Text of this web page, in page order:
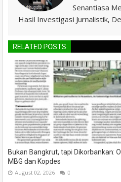
Senantiasa
Hasil Investigasi Jurnalistik,
RELATED POSTS
Bukan Bangkrut, tapi Dikorbankan:
MBG dan Kopdes
August 02, 2026 0